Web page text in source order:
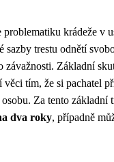
krádeže v
sazby trestu odnětí
závažnosti. Základní
věci tím, že si pachatel
Za tento základní
dva roky, případně